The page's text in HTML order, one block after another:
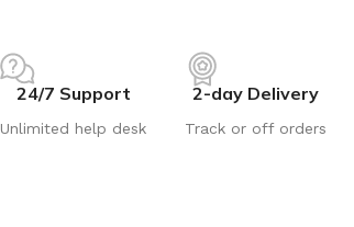
24/7 Support
Unlimited help desk
2-day Delivery
Track or off orders